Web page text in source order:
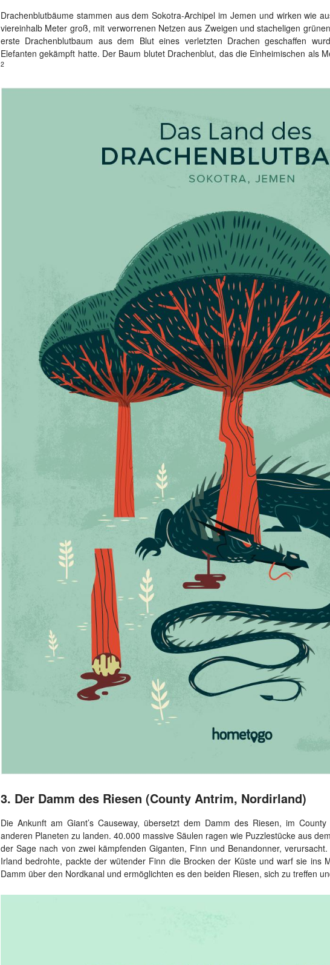
Drachenblutbäume stammen aus dem Sokotra-Archipel im Jemen und wirken wie
viereinhalb Meter groß, mit verworrenen Netzen aus Zweigen und stacheligen
erste Drachenblutbaum aus dem Blut eines verletzten Drachen geschaffen
Elefanten gekämpft hatte. Der Baum blutet Drachenblut, das die Einheimischen als
2
3. Der Damm des Riesen (County Antrim, Nordirland)
Die Ankunft am Giant’s Causeway, übersetzt dem Damm des Riesen, im
anderen Planeten zu landen. 40.000 massive Säulen ragen wie Puzzlestücke aus
der Sage nach von zwei kämpfenden Giganten, Finn und Benandonner,
Irland bedrohte, packte der wütender Finn die Brocken der Küste und warf sie ins
Damm über den Nordkanal und ermöglichten es den beiden Riesen, sich zu treffen